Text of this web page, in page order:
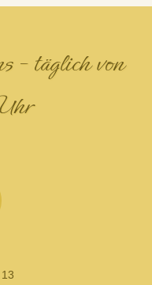
– täglich von